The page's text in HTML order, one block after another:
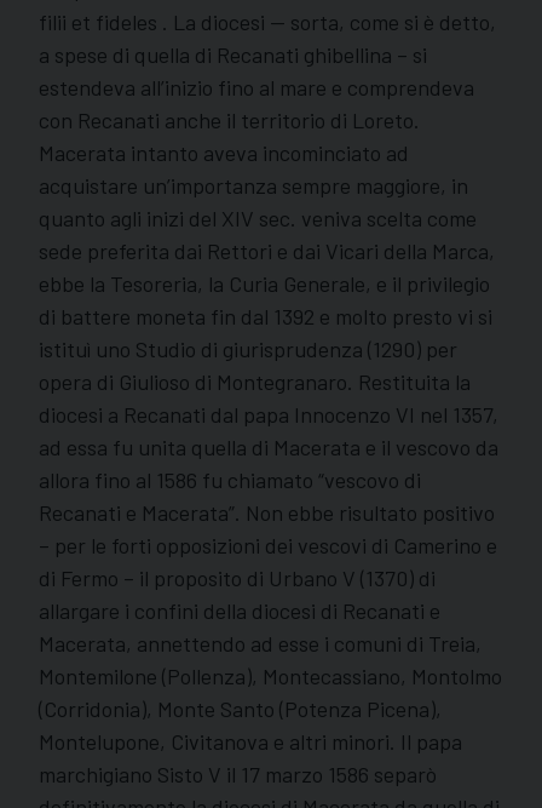
filii et fideles . La diocesi — sorta, come si è detto,
a spese di quella di Recanati ghibellina – si
estendeva all’inizio fino al mare e comprendeva
con Recanati anche il territorio di Loreto.
Macerata intanto aveva incominciato ad
acquistare un’importanza sempre maggiore, in
quanto agli inizi del XIV sec. veniva scelta come
sede preferita dai Rettori e dai Vicari della Marca,
ebbe la Tesoreria, la Curia Generale, e il privilegio
di battere moneta fin dal 1392 e molto presto vi si
istituì uno Studio di giurisprudenza (1290) per
opera di Giulioso di Montegranaro. Restituita la
diocesi a Recanati dal papa Innocenzo VI nel 1357,
ad essa fu unita quella di Macerata e il vescovo da
allora fino al 1586 fu chiamato “vescovo di
Recanati e Macerata”. Non ebbe risultato positivo
– per le forti opposizioni dei vescovi di Camerino e
di Fermo – il proposito di Urbano V (1370) di
allargare i confini della diocesi di Recanati e
Macerata, annettendo ad esse i comuni di Treia,
Montemilone (Pollenza), Montecassiano, Montolmo
(Corridonia), Monte Santo (Potenza Picena),
Montelupone, Civitanova e altri minori. Il papa
marchigiano Sisto V il 17 marzo 1586 separò